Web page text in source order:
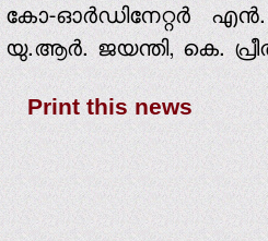
കോ-ഓര്‍ഡിനേറ്റര്‍ എന്‍.
യു.ആര്‍. ജയന്തി, കെ.
Print this news